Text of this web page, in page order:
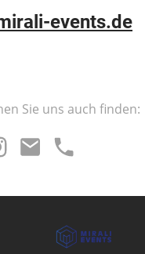
events.de
Sie uns auch finden: